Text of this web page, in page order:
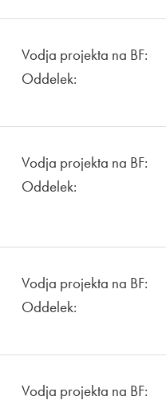
Vodja projekta na BF:
Oddelek:
Vodja projekta na BF:
Oddelek:
Vodja projekta na BF:
Oddelek:
Vodja projekta na BF: